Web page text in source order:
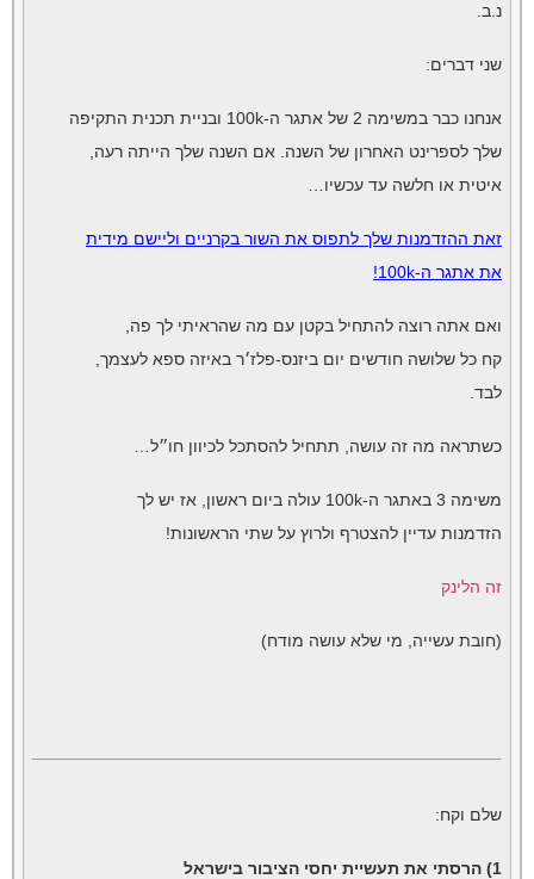
נ.ב.
שני דברים:
אנחנו כבר במשימה 2 של אתגר ה-100k ובניית תכנית התקיפה
שלך לספרינט האחרון של השנה. אם השנה שלך הייתה רעה,
איטית או חלשה עד עכשיו…
זאת ההזדמנות שלך לתפוס את השור בקרניים וליישם מידית
את אתגר ה-100k!
ואם אתה רוצה להתחיל בקטן עם מה שהראיתי לך פה,
קח כל שלושה חודשים יום ביזנס-פלז׳ר באיזה ספא לעצמך,
לבד.
כשתראה מה זה עושה, תתחיל להסתכל לכיוון חו״ל…
משימה 3 באתגר ה-100k עולה ביום ראשון, אז יש לך
הזדמנות עדיין להצטרף ולרוץ על שתי הראשונות!
זה הלינק
(חובת עשייה, מי שלא עושה מודח)
שלם וקח:
1) הרסתי את תעשיית יחסי הציבור בישראל